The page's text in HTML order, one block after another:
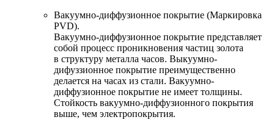
Вакуумно-диффузионное покрытие (Маркировка
PVD).
Вакуумно-диффузионное покрытие представляет
собой процесс проникновения частиц золота
в структуру металла часов. Выкуумно-
дифуззионное покрытие преимущественно
делается на часах из стали. Вакуумно-
диффузионное покрытие не имеет толщины.
Стойкость вакуумно-диффузионного покрытия
выше, чем электропокрытия.